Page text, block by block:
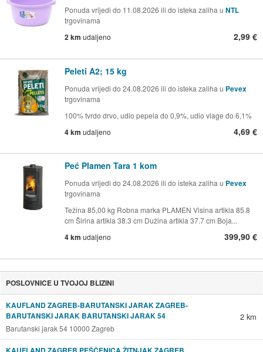
Ponuda vrijedi do 11.08.2026 ili do isteka zaliha u NTL
trgovinama
2 km udaljeno 2,99 €
Peleti A2; 15 kg
Ponuda vrijedi do 24.08.2026 ili do isteka zaliha u Pevex
trgovinama
100% tvrdo drvo, udio pepela do 0,9%, udio vlage do 6,1%
4 km udaljeno 4,69 €
Peć Plamen Tara 1 kom
Ponuda vrijedi do 24.08.2026 ili do isteka zaliha u Pevex
trgovinama
Težina 85,00 kg Robna marka PLAMEN Visina artikla 85.8
cm Širina artikla 38.3 cm Dužina artikla 37.7 cm Boja...
4 km udaljeno 399,90 €
POSLOVNICE U TVOJOJ BLIZINI
KAUFLAND ZAGREB-BARUTANSKI JARAK ZAGREB-
BARUTANSKI JARAK BARUTANSKI JARAK 54
Barutanski jarak 54 10000 Zagreb
2 km